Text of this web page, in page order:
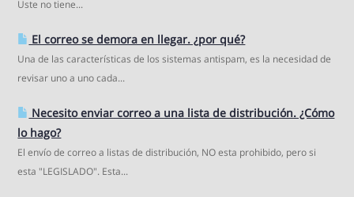
Uste no tiene...
El correo se demora en llegar. ¿por qué?
Una de las características de los sistemas antispam, es la necesidad de
revisar uno a uno cada...
Necesito enviar correo a una lista de distribución. ¿Cómo
lo hago?
El envío de correo a listas de distribución, NO esta prohibido, pero si
esta "LEGISLADO". Esta...